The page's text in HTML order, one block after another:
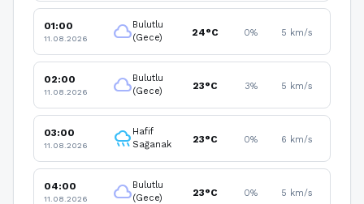
01:00
11.08.2026 cloudBulutlu
(Gece)
24°C 0% 5 km/s
02:00
11.08.2026 cloudBulutlu
(Gece)
23°C 3% 5 km/s
03:00
11.08.2026 rainy Hafif
Sağanak
23°C 0% 6 km/s
04:00
11.08.2026 cloudBulutlu
(Gece)
23°C 0% 5 km/s